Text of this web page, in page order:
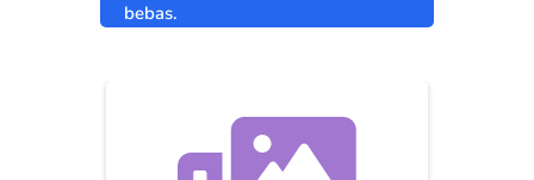
bebas.